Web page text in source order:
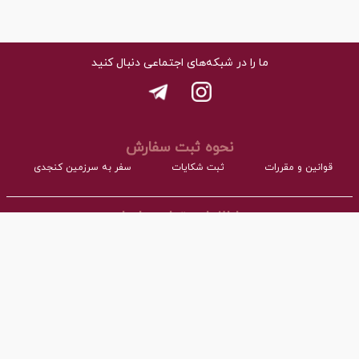
ما را در شبکه‌های اجتماعی دنبال کنید
نحوه ثبت سفارش
قوانین و مقررات ثبت شکایات سفر به سرزمین کنجدی
اطلاعات تماس با ما